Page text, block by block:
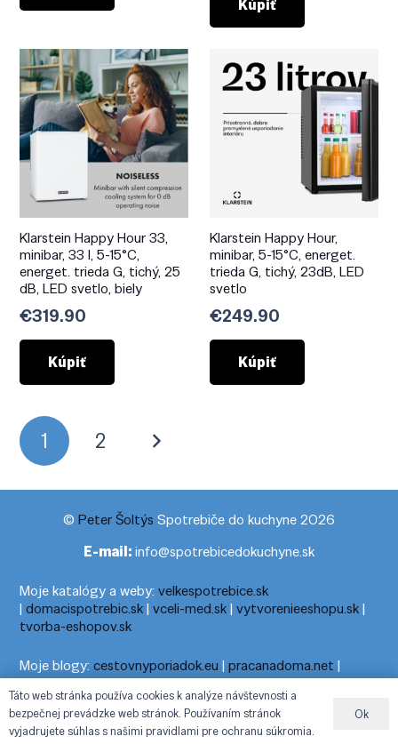
Kúpiť
Klarstein Happy Hour 33,
minibar, 33 l, 5-15°C,
energet. trieda G, tichý, 25
dB, LED svetlo, biely
€319.90
Kúpiť
Klarstein Happy Hour,
minibar, 5-15°C, energet.
trieda G, tichý, 23dB, LED
svetlo
€249.90
Kúpiť
Stránkovanie
príspevkov
1 2
© Peter Šoltýs Spotrebiče do kuchyne 2026
E-mail:info@spotrebicedokuchyne.sk
Moje katalógy a weby:velkespotrebice.sk
|domacispotrebic.sk|vceli-med.sk|vytvorenieeshopu.sk|
tvorba-eshopov.sk
Moje blogy:cestovnyporiadok.eu |pracanadoma.net |
telefonny-zoznam-podla-cisla.sk|praca-z-domu-na-pc.sk|
dnesny-horoskop.sk|cestuj-dovolenkuj.sk|cestovny-
poriadok.eu
Táto web stránka používa cookies k analýze návštevnosti a
bezpečnej prevádzke web stránok. Používaním stránok
vyjadrujete súhlas s našimi pravidlami pre ochranu súkromia.
Ok